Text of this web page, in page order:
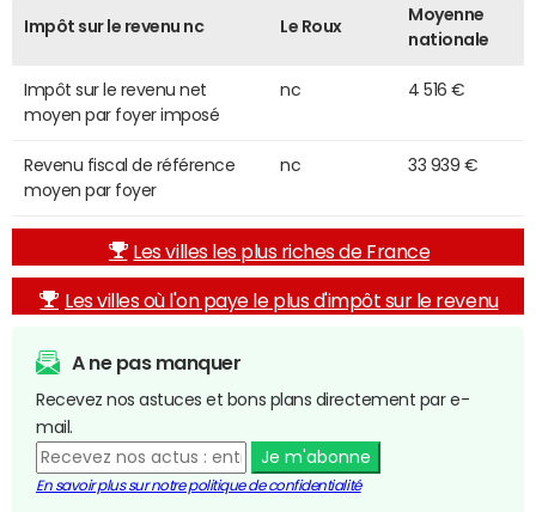
Impôt sur le revenu nc Le Roux
Moyenne
nationale
Impôt sur le revenu net
moyen par foyer imposé
nc 4 516 €
Revenu fiscal de référence
moyen par foyer
nc 33 939 €
Les villes les plus riches de France
Les villes où l'on paye le plus d'impôt sur le revenu
A ne pas manquer
Recevez nos astuces et bons plans directement par e-
mail.
Je m'abonne
En savoir plus sur notre politique de confidentialité